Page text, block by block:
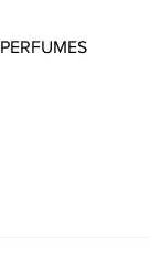
PERFUMES